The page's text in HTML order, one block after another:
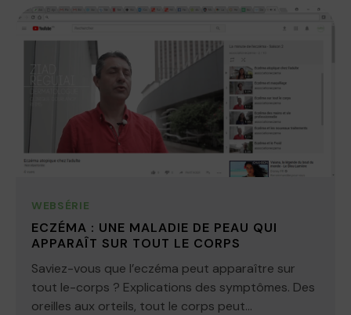
WEBSÉRIE
ECZÉMA : UNE MALADIE DE PEAU QUI
APPARAÎT SUR TOUT LE CORPS
Saviez-vous que l’eczéma peut apparaître sur
tout le-corps ? Explications des symptômes. Des
oreilles aux orteils, tout le corps peut...